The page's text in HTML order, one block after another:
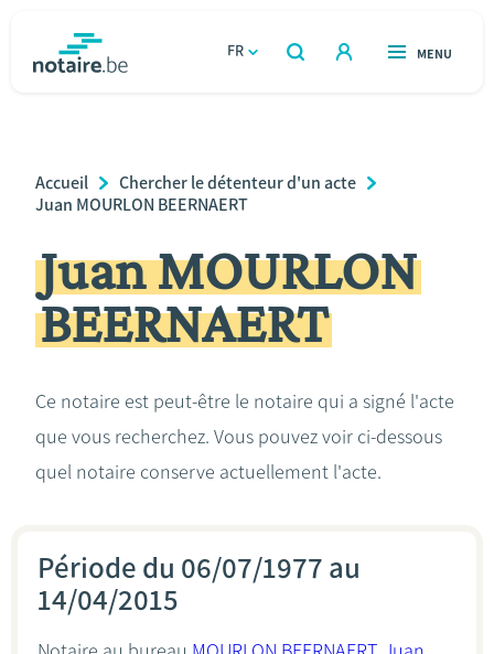
FR
OUVERT
RECHERCHER
OUVERT
MENU
Relations et vivre ensemble
Héritage et donations
Entreprendre
Calculateurs
Breadcrumb
Accueil
Chercher le détenteur d'un acte
Juan MOURLON BEERNAERT
Juan MOURLON
BEERNAERT
Ce notaire est peut-être le notaire qui a signé l'acte
que vous recherchez. Vous pouvez voir ci-dessous
quel notaire conserve actuellement l'acte.
Période du 06/07/1977 au
14/04/2015